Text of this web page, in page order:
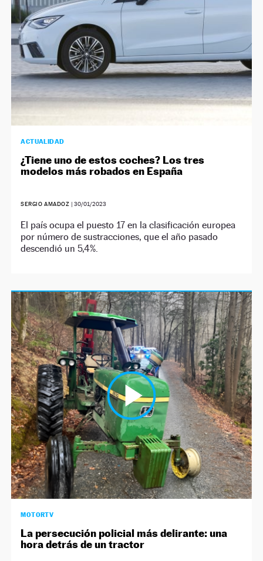
ACTUALIDAD
¿Tiene uno de estos coches? Los tres
modelos más robados en España
SERGIO AMADOZ | 30/01/2023
El país ocupa el puesto 17 en la clasificación europea
por número de sustracciones, que el año pasado
descendió un 5,4%.
MOTORTV
La persecución policial más delirante: una
hora detrás de un tractor